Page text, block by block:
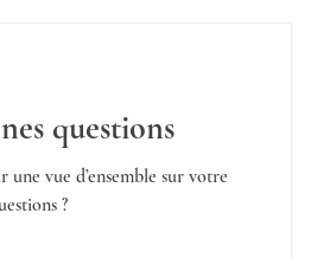
questions
une vue d’ensemble sur votre
?